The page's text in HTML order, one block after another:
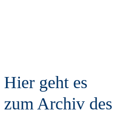
Hier geht es
zum Archiv des